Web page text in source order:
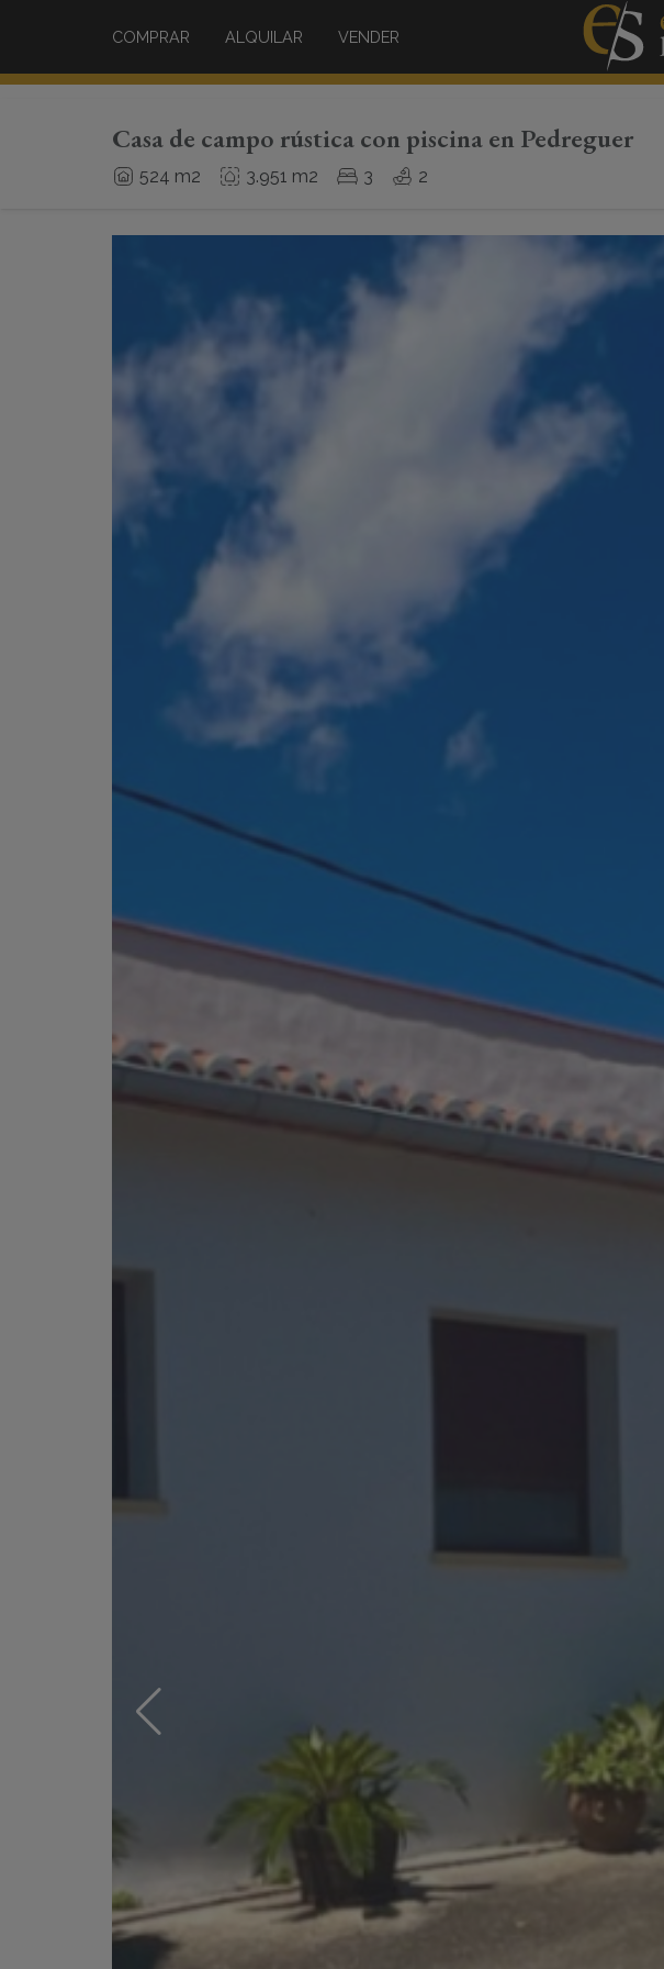
COMPRAR ALQUILAR VENDER
Casa de campo rústica con piscina en Pedreguer
524 m2 3.951 m2 3 2